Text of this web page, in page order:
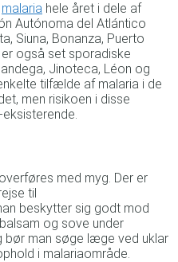
malaria hele året i dele af
Autónoma del Atlántico
Siuna, Bonanza, Puerto
også set sporadiske
Jinoteca, Léon og
tilfælde af malaria i de
men risikoen i disse
overføres med myg. Der er
til
beskytter sig godt mod
og sove under
bør man søge læge ved uklar
i malariaområde.